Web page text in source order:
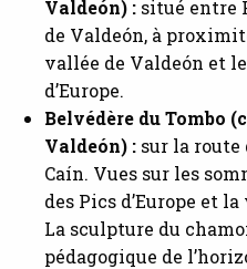
Valdeón) : situé entre
de Valdeón, à
vallée de Valdeón et
d’Europe.
Belvédère du Tombo
Valdeón) : sur la route
Caín. Vues sur les
des Pics d’Europe et
La sculpture du
pédagogique de